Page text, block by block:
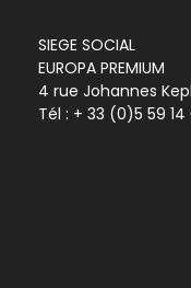
SIEGE SOCIAL
EUROPA PREMIUM
4 rue Johannes
Tél : + 33 (0)5 59 14